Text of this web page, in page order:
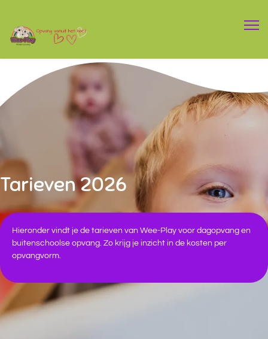
Tarieven 2026
Hieronder vindt je de tarieven van Wee-Play voor dagopvang en
buitenschoolse opvang. Zo krijg je inzicht in de kosten per
opvangvorm.